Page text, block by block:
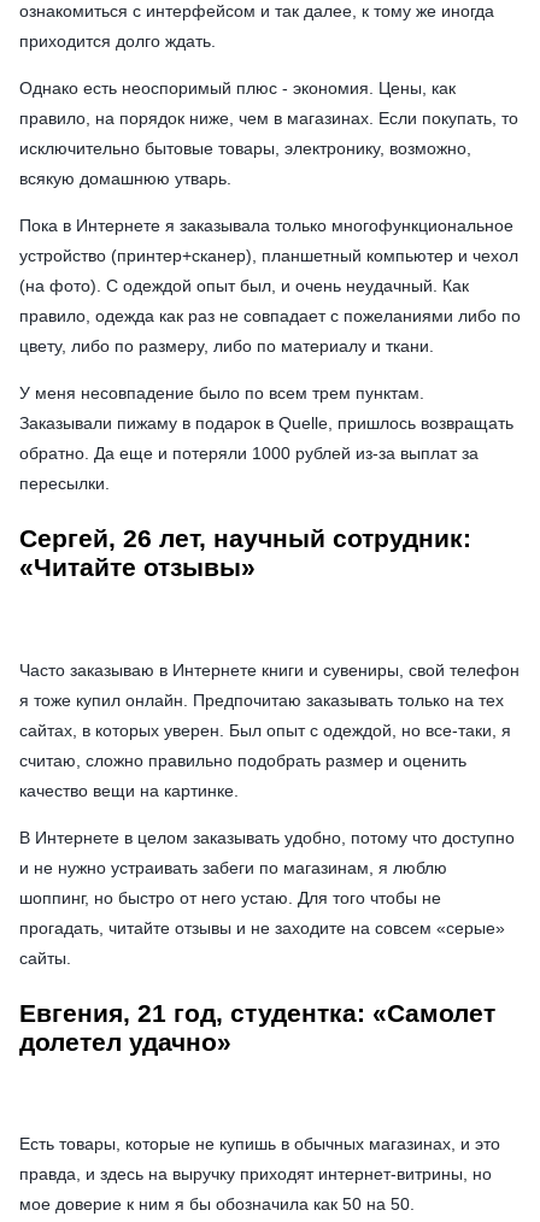
ознакомиться с интерфейсом и так далее, к тому же иногда
приходится долго ждать.
Однако есть неоспоримый плюс - экономия. Цены, как
правило, на порядок ниже, чем в магазинах. Если покупать, то
исключительно бытовые товары, электронику, возможно,
всякую домашнюю утварь.
Пока в Интернете я заказывала только многофункциональное
устройство (принтер+сканер), планшетный компьютер и чехол
(на фото). С одеждой опыт был, и очень неудачный. Как
правило, одежда как раз не совпадает с пожеланиями либо по
цвету, либо по размеру, либо по материалу и ткани.
У меня несовпадение было по всем трем пунктам.
Заказывали пижаму в подарок в Quelle, пришлось возвращать
обратно. Да еще и потеряли 1000 рублей из-за выплат за
пересылки.
Сергей, 26 лет, научный сотрудник:
«Читайте отзывы»
Часто заказываю в Интернете книги и сувениры, свой телефон
я тоже купил онлайн. Предпочитаю заказывать только на тех
сайтах, в которых уверен. Был опыт с одеждой, но все-таки, я
считаю, сложно правильно подобрать размер и оценить
качество вещи на картинке.
В Интернете в целом заказывать удобно, потому что доступно
и не нужно устраивать забеги по магазинам, я люблю
шоппинг, но быстро от него устаю. Для того чтобы не
прогадать, читайте отзывы и не заходите на совсем «серые»
сайты.
Евгения, 21 год, студентка: «Самолет
долетел удачно»
Есть товары, которые не купишь в обычных магазинах, и это
правда, и здесь на выручку приходят интернет-витрины, но
мое доверие к ним я бы обозначила как 50 на 50.